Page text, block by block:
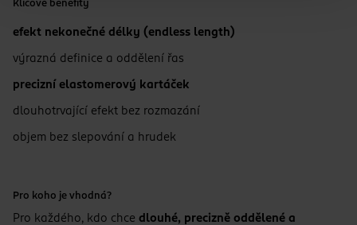
Klíčové benefity
efekt nekonečné délky (endless length)
výrazná definice a oddělení řas
precizní elastomerový kartáček
dlouhotrvající efekt bez rozmazání
objem bez slepování a hrudek
Pro koho je vhodná?
Pro každého, kdo chce dlouhé, precizně oddělené a